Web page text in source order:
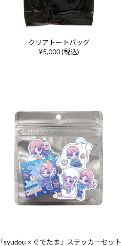
クリアトートバッグ
¥5,000 (税込)
「syudou × ぐでたま」ステッカーセット